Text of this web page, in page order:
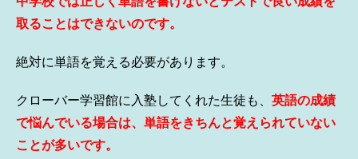
取ることはできないのです。
絶対に単語を覚える必要があります。
クローバー学習館に入塾してくれた生徒も、 英語の成績
で悩んでいる場合は、単語をきちんと覚えられていない
ことが多いです。